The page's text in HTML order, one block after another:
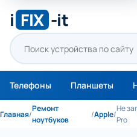
i FIX -it
Телефоны Планшеты
Главная/
Ремонт
ноутбуков
/Apple/
Не
Pro